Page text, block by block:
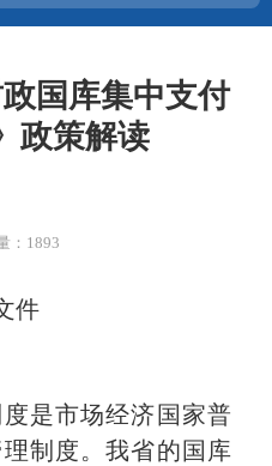
政国库集中支付
政策解读
：1893
件
是市场经济国家普
制度。我省的国库